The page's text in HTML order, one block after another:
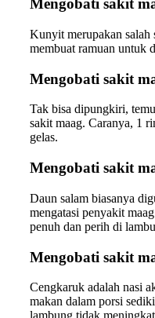
Mengobati sakit
Kunyit merupakan salah
membuat ramuan untuk
Mengobati sakit
Tak bisa dipungkiri,
sakit maag. Caranya, 1
gelas.
Mengobati sakit
Daun salam biasanya
mengatasi penyakit
penuh dan perih di
Mengobati sakit
Cengkaruk adalah nasi
makan dalam porsi